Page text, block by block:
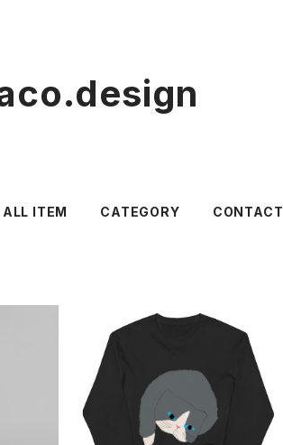
ALL ITEM CATEGORY CONTACT
ツ
ユニセックス長袖Tシャツ
¥3,800